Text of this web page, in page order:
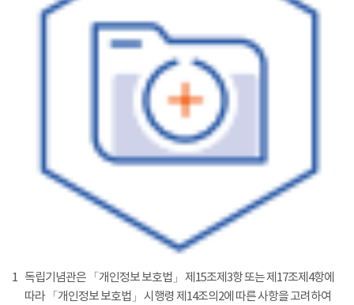
1 독립기념관은 「개인정보 보호법」 제15조제3항 또는 제17조제4항에
따라 「개인정보 보호법」 시행령 제14조의2에 따른 사항을 고려하여